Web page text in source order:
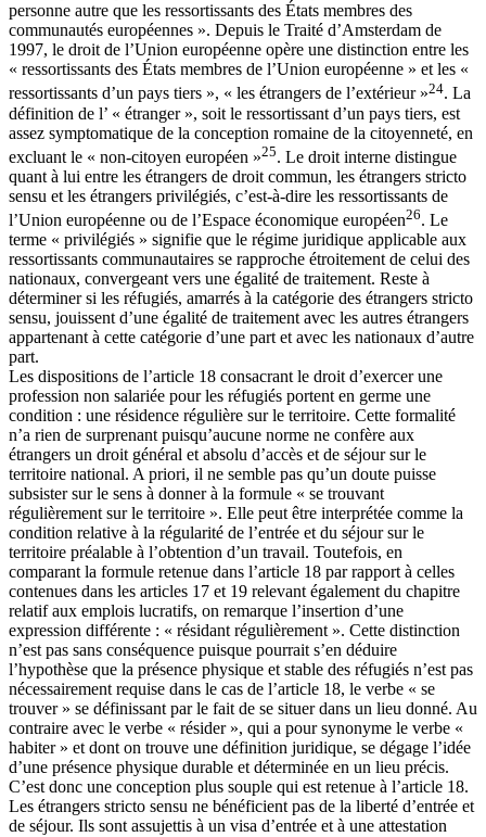
personne autre que les ressortissants des États membres des
communautés européennes ». Depuis le Traité d’Amsterdam de
1997, le droit de l’Union européenne opère une distinction entre les
« ressortissants des États membres de l’Union européenne » et les «
ressortissants d’un pays tiers », « les étrangers de l’extérieur »24. La
définition de l’ « étranger », soit le ressortissant d’un pays tiers, est
assez symptomatique de la conception romaine de la citoyenneté, en
excluant le « non-citoyen européen »25. Le droit interne distingue
quant à lui entre les étrangers de droit commun, les étrangers stricto
sensu et les étrangers privilégiés, c’est-à-dire les ressortissants de
l’Union européenne ou de l’Espace économique européen26. Le
terme « privilégiés » signifie que le régime juridique applicable aux
ressortissants communautaires se rapproche étroitement de celui des
nationaux, convergeant vers une égalité de traitement. Reste à
déterminer si les réfugiés, amarrés à la catégorie des étrangers stricto
sensu, jouissent d’une égalité de traitement avec les autres étrangers
appartenant à cette catégorie d’une part et avec les nationaux d’autre
part.
Les dispositions de l’article 18 consacrant le droit d’exercer une
profession non salariée pour les réfugiés portent en germe une
condition : une résidence régulière sur le territoire. Cette formalité
n’a rien de surprenant puisqu’aucune norme ne confère aux
étrangers un droit général et absolu d’accès et de séjour sur le
territoire national. A priori, il ne semble pas qu’un doute puisse
subsister sur le sens à donner à la formule « se trouvant
régulièrement sur le territoire ». Elle peut être interprétée comme la
condition relative à la régularité de l’entrée et du séjour sur le
territoire préalable à l’obtention d’un travail. Toutefois, en
comparant la formule retenue dans l’article 18 par rapport à celles
contenues dans les articles 17 et 19 relevant également du chapitre
relatif aux emplois lucratifs, on remarque l’insertion d’une
expression différente : « résidant régulièrement ». Cette distinction
n’est pas sans conséquence puisque pourrait s’en déduire
l’hypothèse que la présence physique et stable des réfugiés n’est pas
nécessairement requise dans le cas de l’article 18, le verbe « se
trouver » se définissant par le fait de se situer dans un lieu donné. Au
contraire avec le verbe « résider », qui a pour synonyme le verbe «
habiter » et dont on trouve une définition juridique, se dégage l’idée
d’une présence physique durable et déterminée en un lieu précis.
C’est donc une conception plus souple qui est retenue à l’article 18.
Les étrangers stricto sensu ne bénéficient pas de la liberté d’entrée et
de séjour. Ils sont assujettis à un visa d’entrée et à une attestation